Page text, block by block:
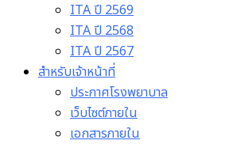
ITA ปี 2569
ITA ปี 2568
ITA ปี 2567
สำหรับเจ้าหน้าที่
ประกาศโรงพยาบาล
เว็บไซต์ภายใน
เอกสารภายใน